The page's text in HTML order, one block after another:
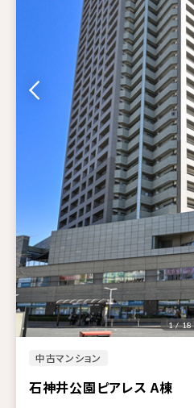
中古マンション
石神井公園ピアレス A棟
1 / 18